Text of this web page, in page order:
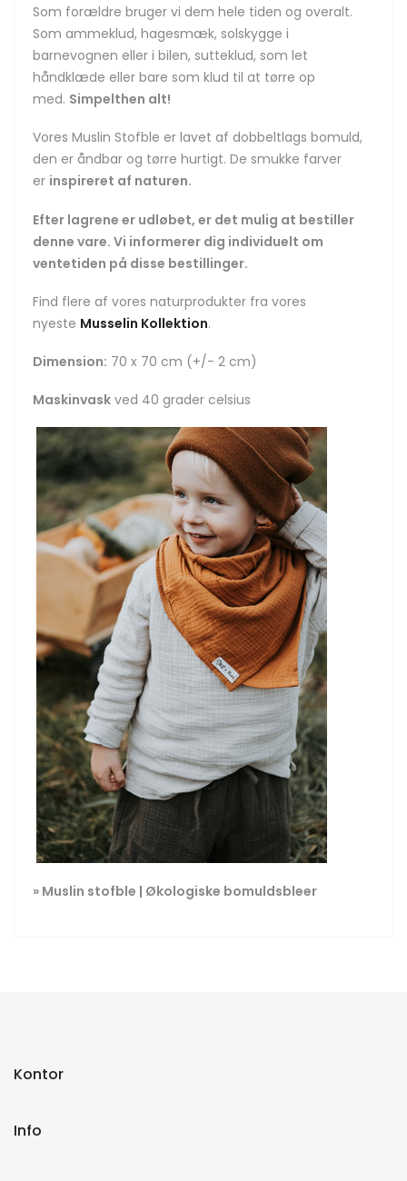
Som forældre bruger vi dem hele tiden og overalt.
Som ammeklud, hagesmæk, solskygge i
barnevognen eller i bilen, sutteklud, som let
håndklæde eller bare som klud til at tørre op
med. Simpelthen alt!
Vores Muslin Stofble er lavet af dobbeltlags bomuld,
den er åndbar og tørre hurtigt. De smukke farver
er inspireret af naturen.
Efter lagrene er udløbet, er det mulig at bestiller
denne vare. Vi informerer dig individuelt om
ventetiden på disse bestillinger.
Find flere af vores naturprodukter fra vores
nyeste Musselin Kollektion.
Dimension: 70 x 70 cm (+/- 2 cm)
Maskinvask ved 40 grader celsius
» Muslin stofble | Økologiske bomuldsbleer
Kontor
Info